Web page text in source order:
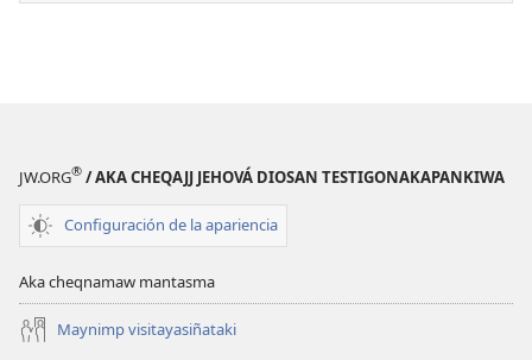
JW.ORG® / AKA CHEQAJJ JEHOVÁ DIOSAN TESTIGONAKAPANKIWA
Configuración de la apariencia
Aka cheqnamaw mantasma
Maynimp visitayasiñataki